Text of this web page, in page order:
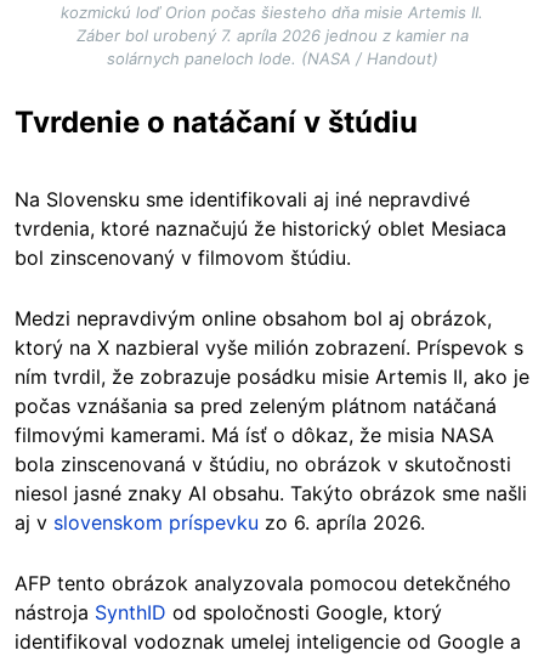
kozmickú loď Orion počas šiesteho dňa misie Artemis II.
Záber bol urobený 7. apríla 2026 jednou z kamier na
solárnych paneloch lode. (NASA / Handout)
Tvrdenie o natáčaní v štúdiu
Na Slovensku sme identifikovali aj iné nepravdivé
tvrdenia, ktoré naznačujú že historický oblet Mesiaca
bol zinscenovaný v filmovom štúdiu.
Medzi nepravdivým online obsahom bol aj obrázok,
ktorý na X nazbieral vyše milión zobrazení. Príspevok s
ním tvrdil, že zobrazuje posádku misie Artemis II, ako je
počas vznášania sa pred zeleným plátnom natáčaná
filmovými kamerami. Má ísť o dôkaz, že misia NASA
bola zinscenovaná v štúdiu, no obrázok v skutočnosti
niesol jasné znaky AI obsahu. Takýto obrázok sme našli
aj v slovenskom príspevku zo 6. apríla 2026.
AFP tento obrázok analyzovala pomocou detekčného
nástroja SynthID od spoločnosti Google, ktorý
identifikoval vodoznak umelej inteligencie od Google a